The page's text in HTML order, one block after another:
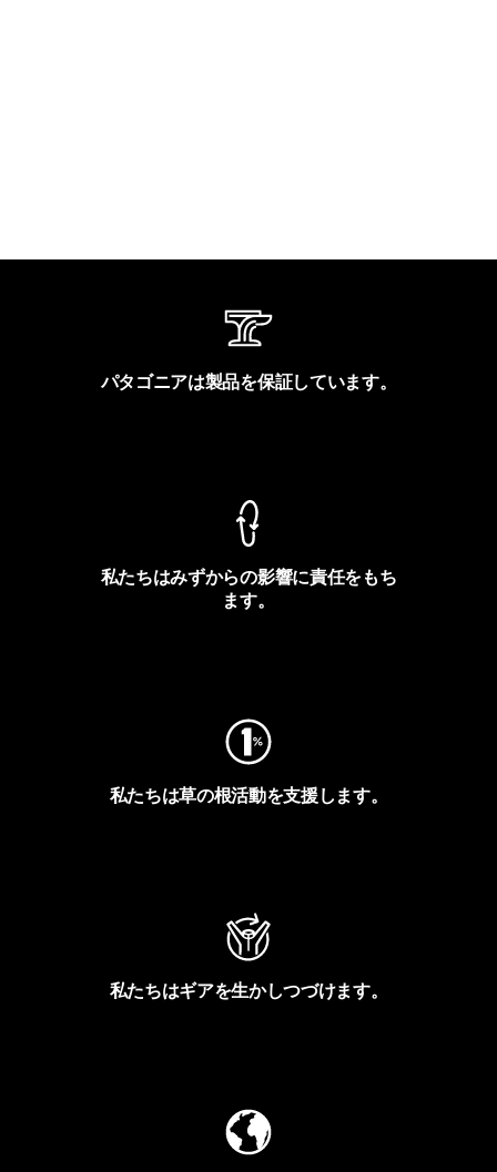
パタゴニアは製品を保証しています。
私たちはみずからの影響に責任をもち
ます。
私たちは草の根活動を支援します。
私たちはギアを生かしつづけます。